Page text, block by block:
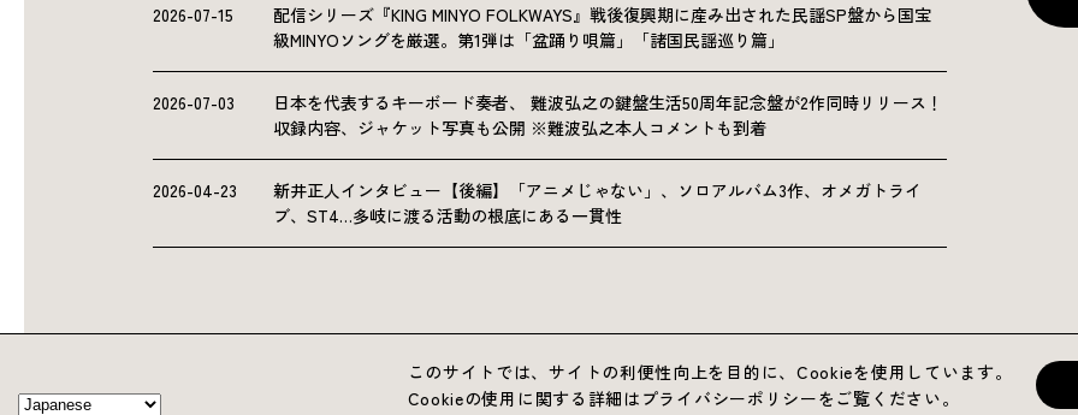
2026-07-15
配信シリーズ『KING MINYO FOLKWAYS』戦後復興期に産み出された民謡SP盤から国宝
級MINYOソングを厳選。第1弾は「盆踊り唄篇」「諸国民謡巡り篇」
2026-07-03
日本を代表するキーボード奏者、 難波弘之の鍵盤生活50周年記念盤が2作同時リリース！
収録内容、ジャケット写真も公開 ※難波弘之本人コメントも到着
2026-04-23
新井正人インタビュー【後編】「アニメじゃない」、ソロアルバム3作、オメガトライ
ブ、ST4…多岐に渡る活動の根底にある一貫性
運営会社 プライバシーポリシー お問い合わせ
このサイトでは、サイトの利便性向上を目的に、Cookieを使用しています。
Cookieの使用に関する詳細はプライバシーポリシーをご覧ください。